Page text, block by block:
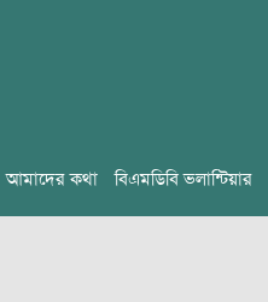
আমাদের কথা বিএমডিবি ভলান্টিয়ার